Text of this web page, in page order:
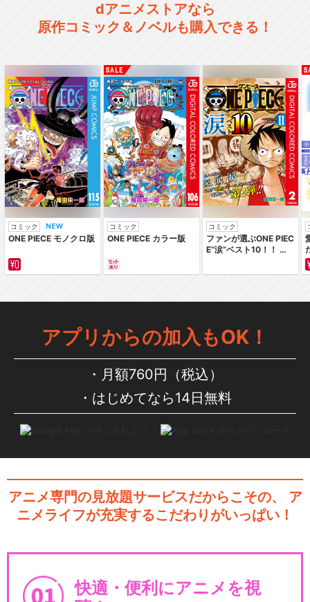
dアニメストアなら
原作コミック＆ノベルも購入できる！
コミック
ONE PIECE モノクロ版
コミック
ONE PIECE カラー版
コミック
ファンが選ぶONE PIEC
E“涙”ベスト10！！ ～
編～ カラー版
アプリからの加入もOK！
月額760円（税込）
はじめてなら14日無料
アニメ専門の見放題サービスだからこその、
ア
ニメライフが充実するこだわりがいっぱい！
快適・便利にアニメを視